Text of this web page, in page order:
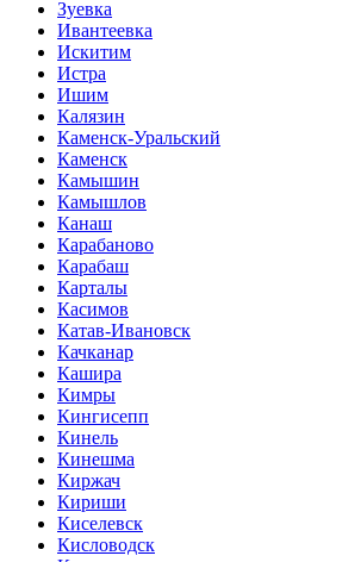
Зуевка
Ивантеевка
Искитим
Истра
Ишим
Калязин
Каменск-Уральский
Каменск
Камышин
Камышлов
Канаш
Карабаново
Карабаш
Карталы
Касимов
Катав-Ивановск
Качканар
Кашира
Кимры
Кингисепп
Кинель
Кинешма
Киржач
Кириши
Киселевск
Кисловодск